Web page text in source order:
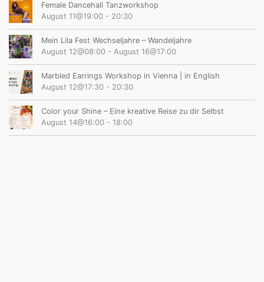
Female Dancehall Tanzworkshop
August 11@19:00 - 20:30
Mein Lila Fest Wechseljahre – Wandeljahre
August 12@08:00 - August 16@17:00
Marbled Earrings Workshop in Vienna | in English
August 12@17:30 - 20:30
Color your Shine – Eine kreative Reise zu dir Selbst
August 14@16:00 - 18:00